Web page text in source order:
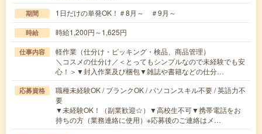
期間 1日だけの単発OK！＃8月～ ＃9月～
時給 時給1,200円～1,625円
仕事内容
軽作業（仕分け・ピッキング・検品、商品管理）
＼コスメの仕分け／＜とってもシンプルなので未経験でも安
心！＞▼封入作業及び梱包▼雑誌や書籍などの仕分…
応募資格
職種未経験OK / ブランクOK / パソコンスキル不要 / 英語力不
要
▼未経験OK！（副業歓迎☆）▼高校生不可▼携帯電話をお
持ちの方（業務連絡に使用）※応募後のご連絡はメ…